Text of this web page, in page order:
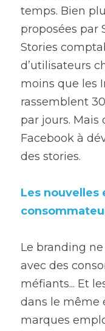
temps. Bien
proposées par
Stories
d’utilisateurs
moins que les
rassemblent
par jours.
Facebook à
des stories.
Les nouvelles
Le branding
avec des
méfiants... Et
dans le même
marques